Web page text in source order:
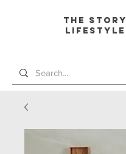
The Story
L ifestyle